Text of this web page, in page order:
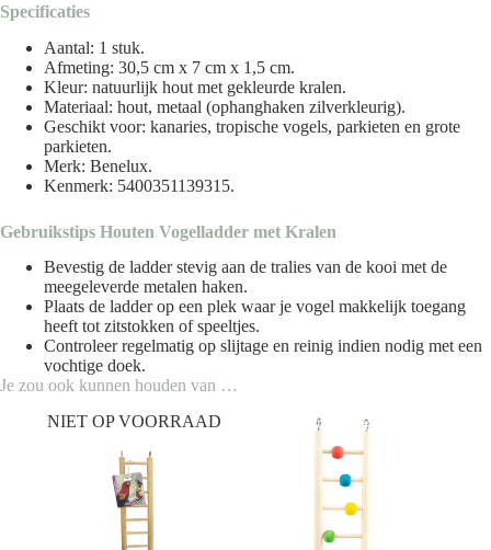
Specificaties
Aantal: 1 stuk.
Afmeting: 30,5 cm x 7 cm x 1,5 cm.
Kleur: natuurlijk hout met gekleurde kralen.
Materiaal: hout, metaal (ophanghaken zilverkleurig).
Geschikt voor: kanaries, tropische vogels, parkieten en grote
parkieten.
Merk: Benelux.
Kenmerk: 5400351139315.
Gebruikstips Houten Vogelladder met Kralen
Bevestig de ladder stevig aan de tralies van de kooi met de
meegeleverde metalen haken.
Plaats de ladder op een plek waar je vogel makkelijk toegang
heeft tot zitstokken of speeltjes.
Controleer regelmatig op slijtage en reinig indien nodig met een
vochtige doek.
Je zou ook kunnen houden van …
NIET OP VOORRAAD